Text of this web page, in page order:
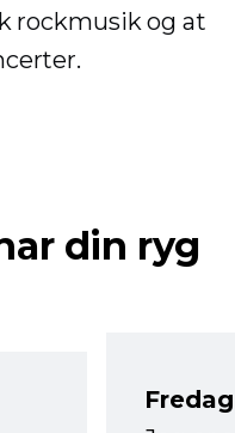
rockmusik og at
din ryg